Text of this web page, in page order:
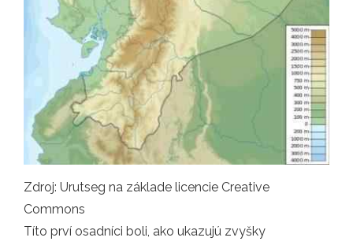
Zdroj: Urutseg na základe licencie Creative
Commons
Títo prví osadníci boli, ako ukazujú zvyšky